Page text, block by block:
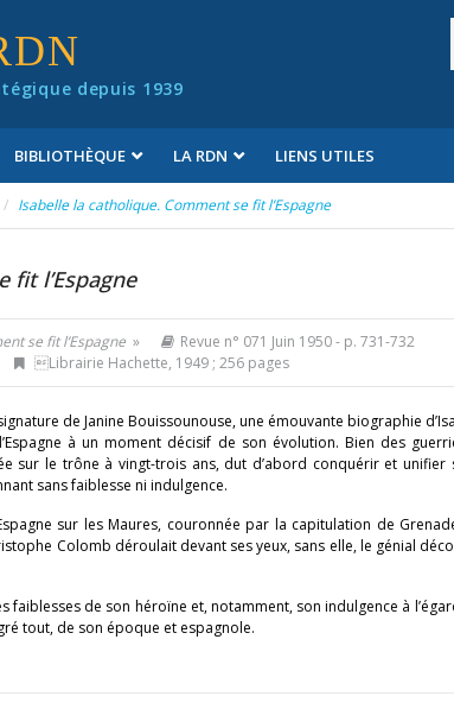
depuis 1939
BIBLIOTHÈQUE LA RDN LIENS UTILES
Isabelle la catholique. Comment se fit l’Espagne
fit l’Espagne
se fit l’Espagne » Revue n° 071 Juin 1950- p. 731-732
Librairie Hachette, 1949 ; 256 pages
de Janine Bouissounouse, une émouvante biographie
à un moment décisif de son évolution. Bien des
sur le trône à vingt-trois ans, dut d’abord conquérir et unifier
sans faiblesse ni indulgence.
sur les Maures, couronnée par la capitulation de
Colomb déroulait devant ses yeux, sans elle, le génial
faiblesses de son héroïne et, notamment, son indulgence à
tout, de son époque et espagnole.